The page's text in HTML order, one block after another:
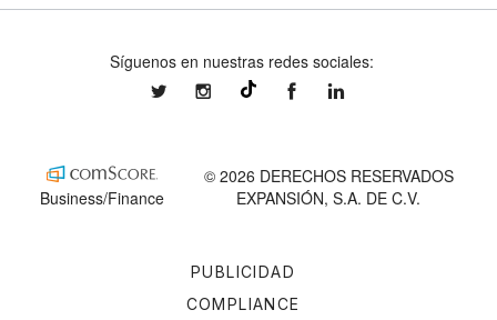
PUBLICIDAD
COMPLIANCE
Síguenos en nuestras redes sociales:
expansionmxexpansionmx ExpansionMex
Business/Finance
© 2026 DERECHOS RESERVADOS
EXPANSIÓN, S.A. DE C.V.